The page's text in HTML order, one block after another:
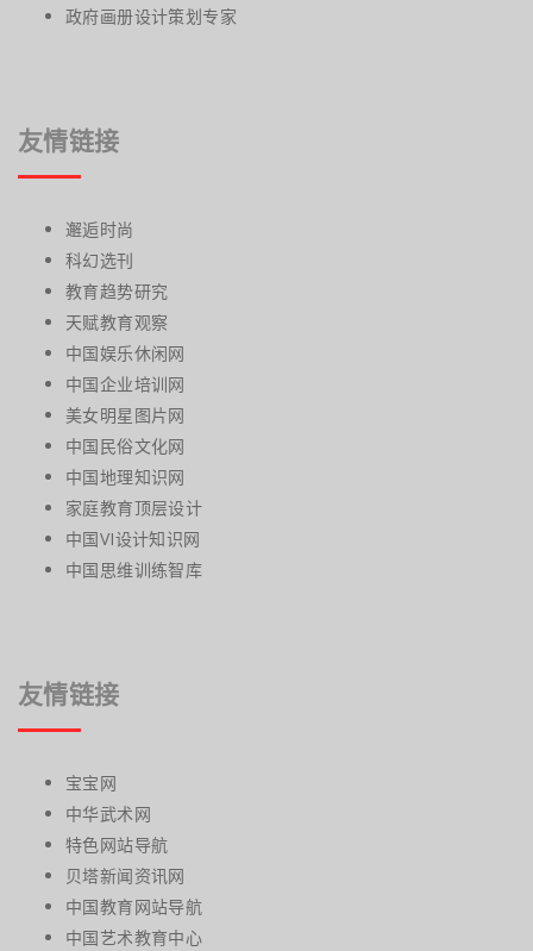
政府画册设计策划专家
友情链接
邂逅时尚
科幻选刊
教育趋势研究
天赋教育观察
中国娱乐休闲网
中国企业培训网
美女明星图片网
中国民俗文化网
中国地理知识网
家庭教育顶层设计
中国VI设计知识网
中国思维训练智库
友情链接
宝宝网
中华武术网
特色网站导航
贝塔新闻资讯网
中国教育网站导航
中国艺术教育中心